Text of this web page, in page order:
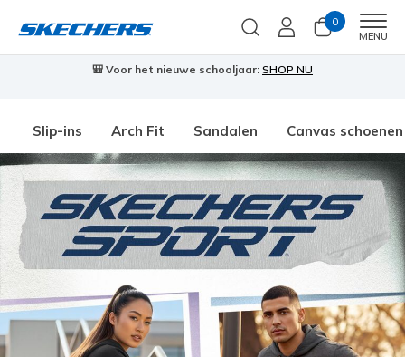
0
MENU
🎒 Voor het nieuwe schooljaar: SHOP NU
Slip-ins Arch Fit Sandalen Canvas schoenen